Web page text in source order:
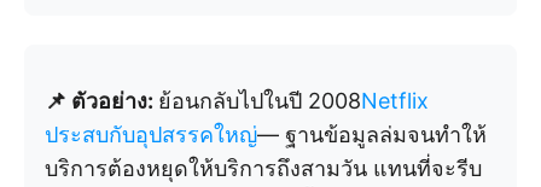
📌 ตัวอย่าง: ย้อนกลับไปในปี 2008Netflix
ประสบกับอุปสรรคใหญ่— ฐานข้อมูลล่มจนทำให้
บริการต้องหยุดให้บริการถึงสามวัน แทนที่จะรีบ